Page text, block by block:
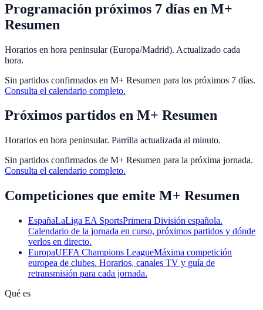
Programación próximos 7 días en M+
Resumen
Horarios en hora peninsular (Europa/Madrid). Actualizado cada
hora.
Sin partidos confirmados en M+ Resumen para los próximos 7 días.
Consulta el calendario completo.
Próximos partidos en M+ Resumen
Horarios en hora peninsular. Parrilla actualizada al minuto.
Sin partidos confirmados de M+ Resumen para la próxima jornada.
Consulta el calendario completo.
Competiciones que emite M+ Resumen
EspañaLaLiga EA SportsPrimera División española.
Calendario de la jornada en curso, próximos partidos y dónde
verlos en directo.
EuropaUEFA Champions LeagueMáxima competición
europea de clubes. Horarios, canales TV y guía de
retransmisión para cada jornada.
Qué es